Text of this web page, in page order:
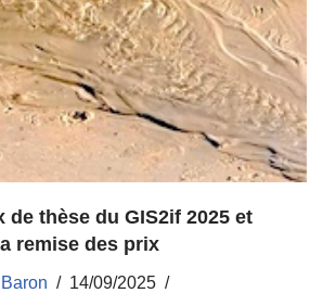
de thèse du GIS2if 2025 et
remise des prix
14/09/2025